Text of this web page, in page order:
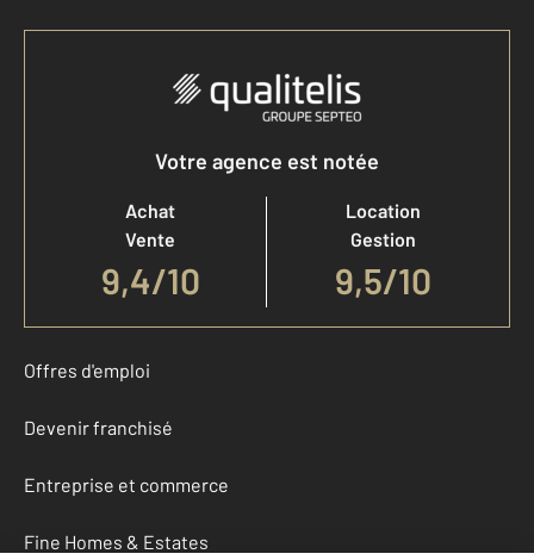
Votre agence est notée
Achat
Vente
9,4/10
Location
Gestion
9,5/10
Offres d'emploi
Devenir franchisé
Entreprise et commerce
Fine Homes & Estates